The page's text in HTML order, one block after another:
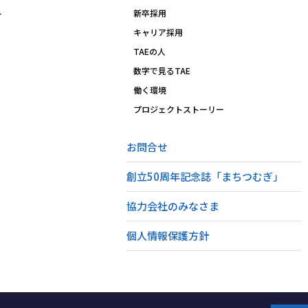
新卒採用
キャリア採用
TAEの人
数字で見るTAE
働く環境
プロジェクトストーリー
お問合せ
創立50周年記念誌「まちつむぎ」
協力会社のみなさま
個人情報保護方針